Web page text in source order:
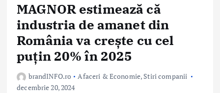
MAGNOR estimează că
industria de amanet din
România va crește cu cel
puțin 20% în 2025
brandINFO.ro Afaceri & Economie, Stiri companii
decembrie 20, 2024